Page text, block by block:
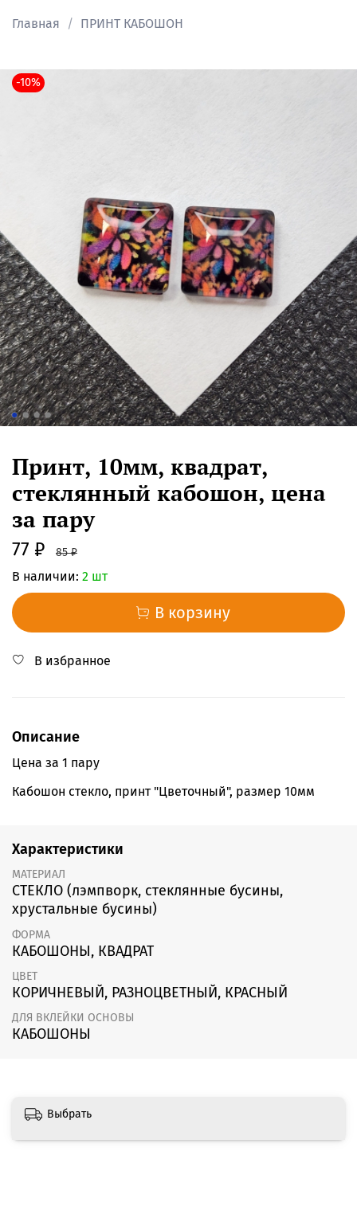
Главная ПРИНТ КАБОШОН
-10%
Принт, 10мм, квадрат,
стеклянный кабошон, цена
за пару
77 ₽ 85 ₽
В наличии: 2 шт
В корзину
В избранное
Описание
Цена за 1 пару
Кабошон стекло, принт "Цветочный", размер 10мм
Характеристики
МАТЕРИАЛ
СТЕКЛО (лэмпворк, стеклянные бусины,
хрустальные бусины)
ФОРМА
КАБОШОНЫ, КВАДРАТ
ЦВЕТ
КОРИЧНЕВЫЙ, РАЗНОЦВЕТНЫЙ, КРАСНЫЙ
ДЛЯ ВКЛЕЙКИ ОСНОВЫ
КАБОШОНЫ
Выбрать